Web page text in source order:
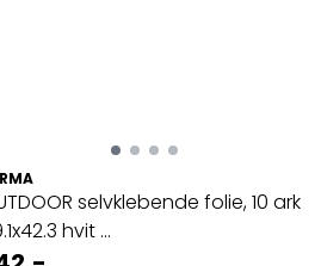
selvklebende folie, 10 ark
hvit ...